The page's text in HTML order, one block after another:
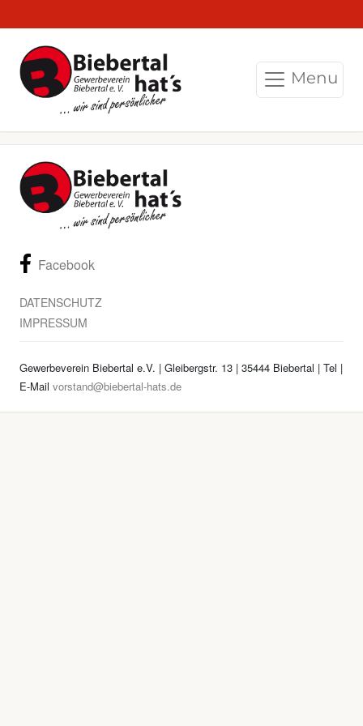
Menu
Facebook
DATENSCHUTZ
IMPRESSUM
Gewerbeverein Biebertal e.V. | Gleibergstr. 13 | 35444 Biebertal | Tel |
E-Mail vorstand@biebertal-hats.de